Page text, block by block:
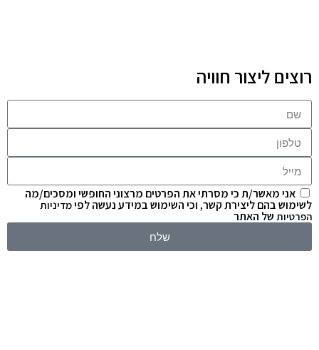
רוצים ליצור חוויה
אני מאשר/ת כי מסרתי את הפרטים מרצוני החופשי ומסכים/מה
לשימוש בהם ליצירת קשר, וכי השימוש במידע נעשה לפימדיניות
הפרטיות של האתר
שלח